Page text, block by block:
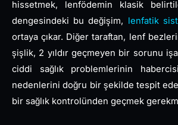
hissetmek, lenfödemin klasik
dengesindeki bu değişim, lenfatik
ortaya çıkar. Diğer taraftan, lenf
şişlik, 2 yıldır geçmeyen bir sorunu
ciddi sağlık problemlerinin
nedenlerini doğru bir şekilde tespit
bir sağlık kontrolünden geçmek